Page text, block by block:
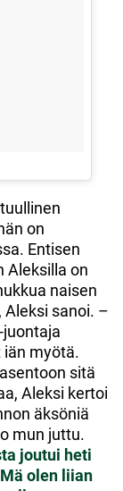
on
Entisen
Aleksilla on
naisen
Aleksi sanoi. –
juontaja
iän myötä.
sitä
Aleksi kertoi
äksöniä
mun juttu.
joutui heti
olen liian